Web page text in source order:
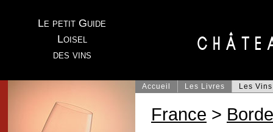
Le petit Guide
Loisel
des vins
Accueil Les Livres Les Vins
France >